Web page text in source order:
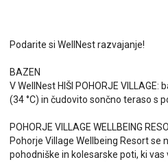
Podarite si WellNest razvajanje!
BAZEN
V WellNest HIŠI POHORJE
(34 °C) in čudovito sončno teraso s
POHORJE VILLAGE WELLBEING
Pohorje Village Wellbeing Resort
pohodniške in kolesarske poti, ki